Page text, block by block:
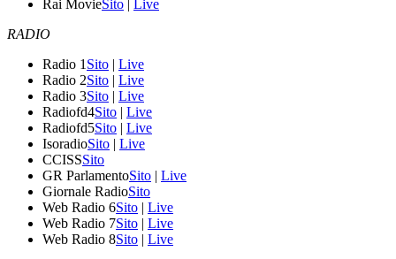
Rai MovieSito | Live
RADIO
Radio 1 Sito | Live
Radio 2Sito | Live
Radio 3Sito | Live
Radiofd4Sito | Live
Radiofd5Sito | Live
IsoradioSito | Live
CCISSSito
GR ParlamentoSito | Live
Giornale RadioSito
Web Radio 6Sito | Live
Web Radio 7Sito | Live
Web Radio 8Sito | Live